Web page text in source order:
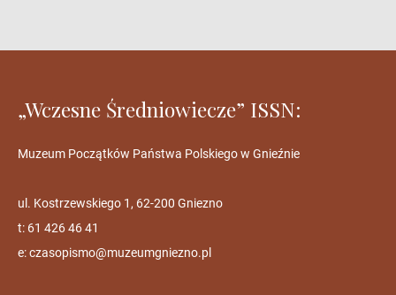
„Wczesne Średniowiecze” ISSN:
Muzeum Początków Państwa Polskiego w Gnieźnie
ul. Kostrzewskiego 1, 62-200 Gniezno
t: 61 426 46 41
e:czasopismo@muzeumgniezno.pl